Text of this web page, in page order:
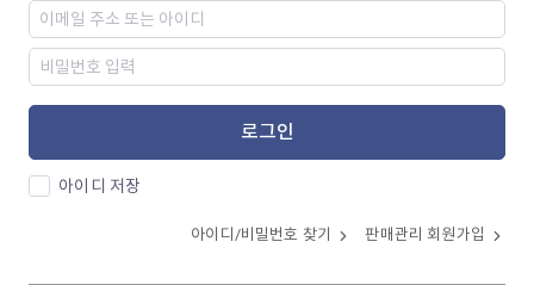
로그인
아이디 저장
아이디/비밀번호 찾기 판매관리 회원가입